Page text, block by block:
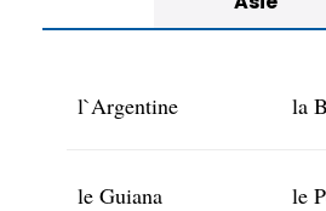
l`Argentine la
le Guiana le